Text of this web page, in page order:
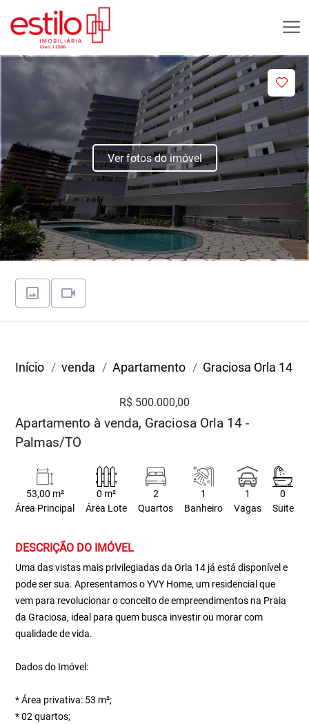
Ver fotos do imóvel
Início venda Apartamento Graciosa Orla 14
R$ 500.000,00
Apartamento à venda, Graciosa Orla 14 -
Palmas/TO
53,00 m²
Área Principal
0 m²
Área Lote
2
Quartos
1
Banheiro
1
Vagas
0
Suite
DESCRIÇÃO DO IMÓVEL
Uma das vistas mais privilegiadas da Orla 14 já está disponível e
pode ser sua. Apresentamos o YVY Home, um residencial que
vem para revolucionar o conceito de empreendimentos na Praia
da Graciosa, ideal para quem busca investir ou morar com
qualidade de vida.
Dados do Imóvel:
* Área privativa: 53 m²;
* 02 quartos;